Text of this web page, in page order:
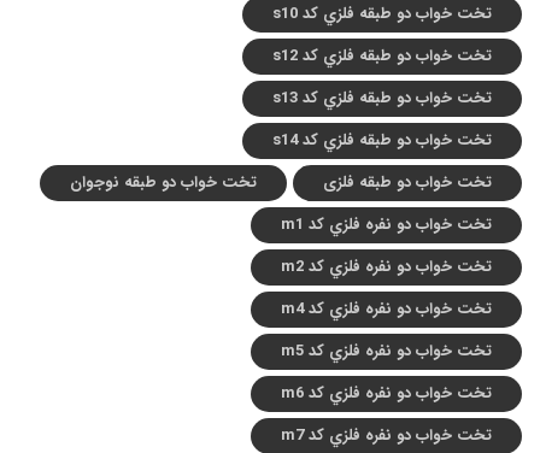
تخت خواب دو طبقه فلزي کد s10
تخت خواب دو طبقه فلزي کد s12
تخت خواب دو طبقه فلزي کد s13
تخت خواب دو طبقه فلزي کد s14
تخت خواب دو طبقه فلزی
تخت خواب دو طبقه نوجوان
تخت خواب دو نفره فلزي کد m1
تخت خواب دو نفره فلزي کد m2
تخت خواب دو نفره فلزي کد m4
تخت خواب دو نفره فلزي کد m5
تخت خواب دو نفره فلزي کد m6
تخت خواب دو نفره فلزي کد m7